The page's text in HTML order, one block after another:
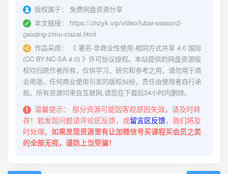
版权属于：
免费网盘资源分享
本文链接：
https://zhzyk.vip/video/fubar-season2-
gaoqing-zimu-xiazai.html
作品采用：
《 署名-非商业性使用-相同方式共享 4.0 国际
(CC BY-NC-SA 4.0) 》许可协议授权。本站提供的网盘资源版
权均归原作者所有，仅供学习、研究和参考之用，请勿用于商
业用途。任何商业使用引发的版权纠纷，责任由使用者自行承
担。所有资源均来自互联网,请您在下载后24小时内删除。
温馨提示：
部分资源可能因客观原因失效，请及时转
存！若发现问题请评论区反馈，或留言区反馈，我们将及
时处理。 如果发现资源里有让加微信号买课程买会员之类
的全部无视，谨防上当受骗！